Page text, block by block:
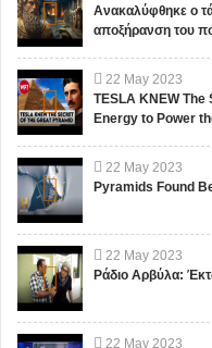
Ανακαλύφθηκε ο
αποξήρανση του
22 May 2023
TESLA KNEW
Energy to Power
22 May 2023
Pyramids Found
22 May 2023
Ράδιο Αρβύλα:
22 May 2023